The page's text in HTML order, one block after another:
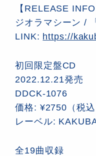
【RELEASE INFO
ジオラマシーン /
LINK: https://
初回限定盤CD
2022.12.21発売
DDCK-1076
価格: ¥2750（税込
レーベル:
全19曲収録